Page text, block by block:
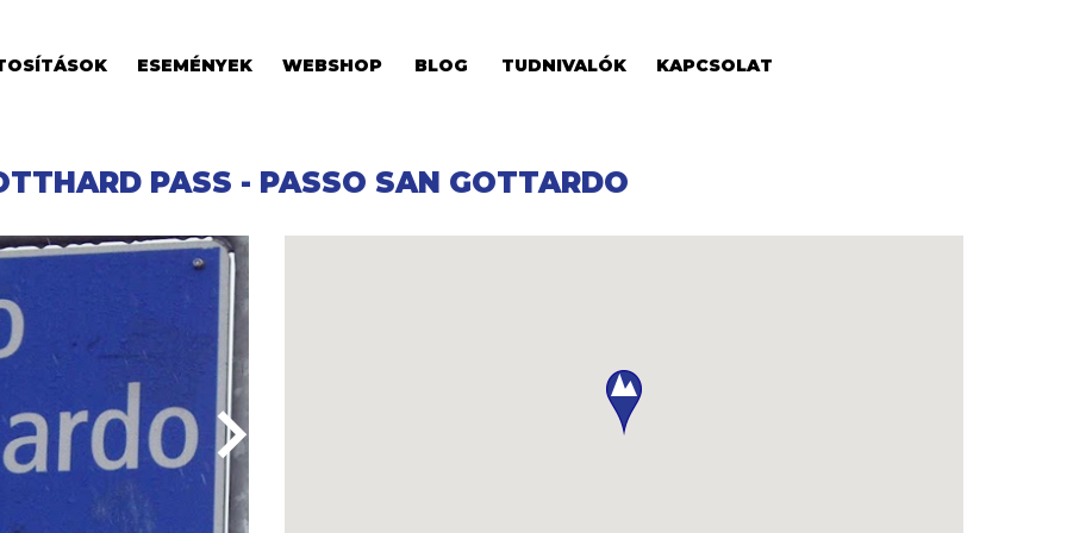
ESEMÉNYEK WEBSHOP BLOG TUDNIVALÓK KAPCSOLAT
PASS - PASSO SAN GOTTARDO
keyboard_arrow_right